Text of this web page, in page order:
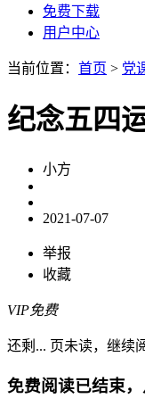
免费下载
用户中心
当前位置： 首页 > 党
纪念五四
小方
2021-07-07
举报
收藏
VIP免费
还剩 ... 页未读， 继续
免费阅读已结束